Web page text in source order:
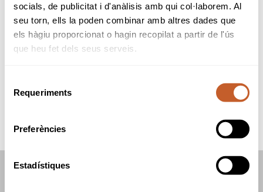
socials, de publicitat i d'anàlisis amb qui col·laborem. Al
seu torn, ells la poden combinar amb altres dades que
els hàgiu proporcionat o hagin recopilat a partir de l'ús
que heu fet dels seus serveis.
Requeriments
Preferències
Estadístiques
tornar